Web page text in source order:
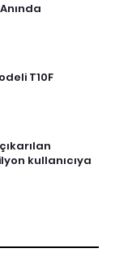
T10F
kullanıcıya